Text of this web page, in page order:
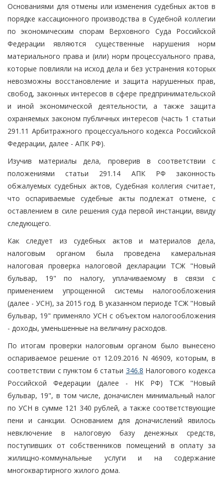
Основаниями для отмены или изменения судебных актов в
порядке кассационного производства в Судебной коллегии
по экономическим спорам Верховного Суда Российской
Федерации являются существенные нарушения норм
материального права и (или) норм процессуального права,
которые повлияли на исход дела и без устранения которых
невозможны восстановление и защита нарушенных прав,
свобод, законных интересов в сфере предпринимательской
и иной экономической деятельности, а также защита
охраняемых законом публичных интересов (часть 1 статьи
291.11 Арбитражного процессуального кодекса Российской
Федерации, далее - АПК РФ).
Изучив материалы дела, проверив в соответствии с
положениями статьи 291.14 АПК РФ законность
обжалуемых судебных актов, Судебная коллегия считает,
что оспариваемые судебные акты подлежат отмене, с
оставлением в силе решения суда первой инстанции, ввиду
следующего.
Как следует из судебных актов и материалов дела,
налоговым органом была проведена камеральная
налоговая проверка налоговой декларации ТСЖ "Новый
бульвар, 19" по налогу, уплачиваемому в связи с
применением упрощенной системы налогообложения
(далее - УСН), за 2015 год. В указанном периоде ТСЖ "Новый
бульвар, 19" применяло УСН с объектом налогообложения
- доходы, уменьшенные на величину расходов.
По итогам проверки налоговым органом было вынесено
оспариваемое решение от 12.09.2016 N 46909, которым, в
соответствии с пунктом 6 статьи 346.8 Налогового кодекса
Российской Федерации (далее - НК РФ) ТСЖ "Новый
бульвар, 19", в том числе, доначислен минимальный налог
по УСН в сумме 121 340 рублей, а также соответствующие
пени и санкции. Основанием для доначислений явилось
невключение в налоговую базу денежных средств,
поступивших от собственников помещений в оплату за
жилищно-коммунальные услуги и на содержание
многоквартирного жилого дома.